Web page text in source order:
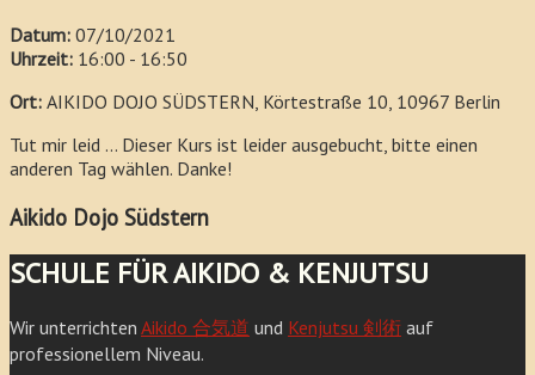
Datum: 07/10/2021
Uhrzeit: 16:00 - 16:50
Ort: AIKIDO DOJO SÜDSTERN, Körtestraße 10, 10967 Berlin
Tut mir leid ... Dieser Kurs ist leider ausgebucht, bitte einen
anderen Tag wählen. Danke!
Aikido Dojo Südstern
SCHULE FÜR AIKIDO & KENJUTSU
Wir unterrichten Aikido 合気道 und Kenjutsu 剣術 auf
professionellem Niveau.